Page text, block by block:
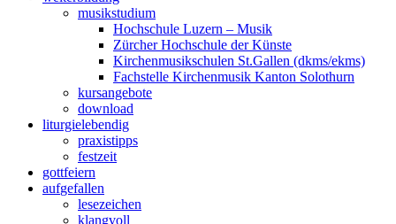
musikstudium
Hochschule Luzern – Musik
Zürcher Hochschule der Künste
Kirchenmusikschulen St.Gallen (dkms/ekms)
Fachstelle Kirchenmusik Kanton Solothurn
kursangebote
download
liturgielebendig
praxistipps
festzeit
gottfeiern
aufgefallen
lesezeichen
klangvoll